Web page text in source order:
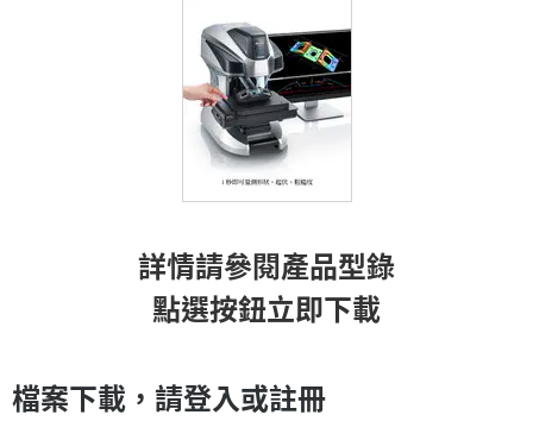
詳情請參閱產品型錄
點選按鈕立即下載
檔案下載，請登入或註冊